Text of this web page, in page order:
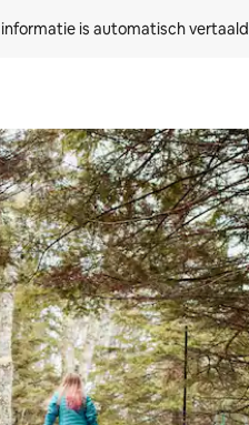
is automatisch
je de pijltjestoetsen omhoog